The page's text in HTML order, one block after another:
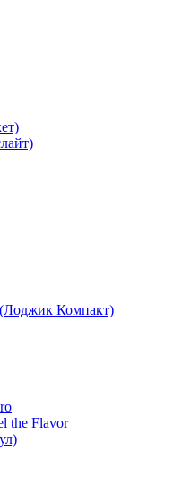
Компакт)
the Flavor